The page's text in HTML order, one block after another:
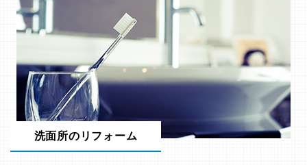
洗面所のリフォーム